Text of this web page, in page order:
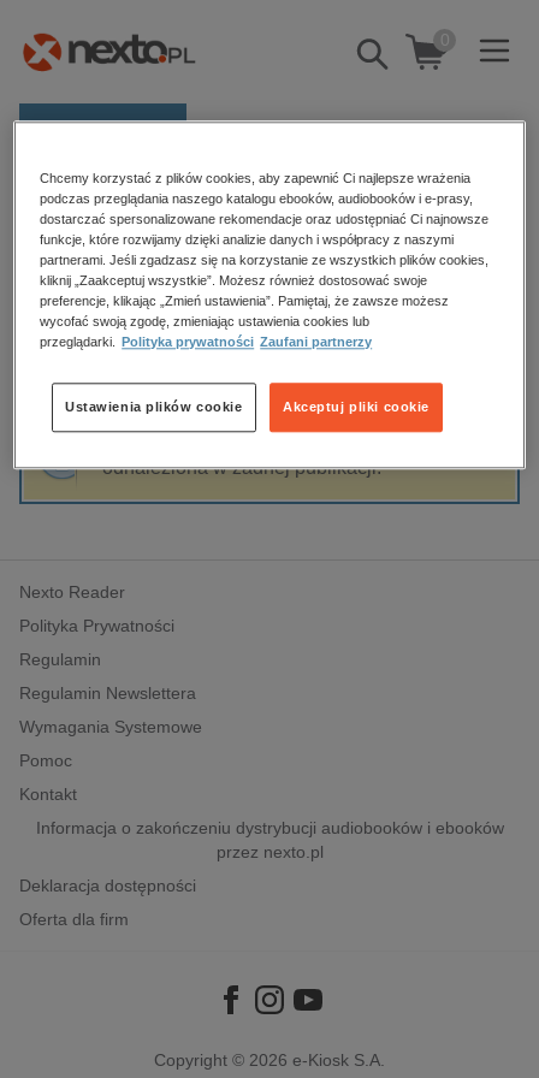
Pokaż/schowaj
wyszukiwarkę
0
E-prasa
Kategorie
Zobacz wszystkie E-prasa
budownictwo, aranżacja wnętrz
biznesowe, branżowe, gospodarka
edukacja
hobby, sport, rozrywka
komputery, internet, technologie, informatyka
polityka, społeczno-informacyjne
psychologiczne
inne
popularno-naukowe
historia
Strona główna Julian Lindley-French
Julian Lindley-French
Sortowanie Filtrowanie
odnaleziona w żadnej publikacji.
Nexto Reader
Polityka Prywatności
Regulamin
Regulamin Newslettera
Wymagania Systemowe
Pomoc
Kontakt
Informacja o zakończeniu dystrybucji audiobooków i ebooków
przez nexto.pl
Deklaracja dostępności
Oferta dla firm
Copyright © 2026 e-Kiosk S.A.
Chcemy korzystać z plików cookies, aby zapewnić Ci najlepsze wrażenia
podczas przeglądania naszego katalogu ebooków, audiobooków i e-prasy,
dostarczać spersonalizowane rekomendacje oraz udostępniać Ci najnowsze
funkcje, które rozwijamy dzięki analizie danych i współpracy z naszymi
partnerami. Jeśli zgadzasz się na korzystanie ze wszystkich plików cookies,
kliknij „Zaakceptuj wszystkie”. Możesz również dostosować swoje
preferencje, klikając „Zmień ustawienia”. Pamiętaj, że zawsze możesz
wycofać swoją zgodę, zmieniając ustawienia cookies lub
przeglądarki.
Polityka prywatności Zaufani partnerzy
Akceptuj pliki cookie
Ustawienia plików cookie